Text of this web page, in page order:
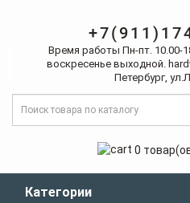
Время работы Пн-пт. 10.00-
воcкреcенье выходной.
Петербург,
0
Категории